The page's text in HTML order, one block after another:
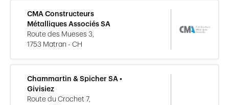
CMA Constructeurs
Métalliques Associés SA
Route des Mueses 3,
1753 Matran - CH
Chammartin & Spicher SA •
Givisiez
Route du Crochet 7,